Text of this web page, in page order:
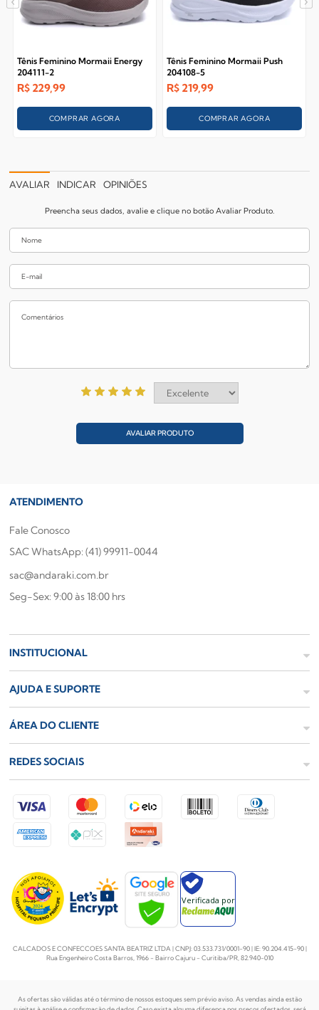
Tênis Feminino Mormaii Energy
204111-2
R$ 229,99
COMPRAR AGORA
Tênis Feminino Mormaii Push
204108-5
R$ 219,99
COMPRAR AGORA
AVALIAR INDICAR OPINIÕES
Preencha seus dados, avalie e clique no botão Avaliar Produto.
AVALIAR PRODUTO
ATENDIMENTO
Fale Conosco
SAC WhatsApp: (41) 99911-0044
sac@andaraki.com.br
Seg-Sex: 9:00 às 18:00 hrs
INSTITUCIONAL
AJUDA E SUPORTE
ÁREA DO CLIENTE
REDES SOCIAIS
Verificada por
CALCADOS E CONFECCOES SANTA BEATRIZ LTDA | CNPJ: 03.533.731/0001-90 | IE: 90.204.415-90 |
Rua Engenheiro Costa Barros, 1966 - Bairro Cajuru - Curitiba/PR, 82.940-010
As ofertas são válidas até o término de nossos estoques sem prévio aviso. As vendas ainda estão